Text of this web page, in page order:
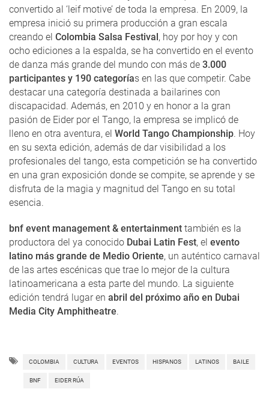
convertido al ‘leif motive’ de toda la empresa. En 2009, la
empresa inició su primera producción a gran escala
creando el Colombia Salsa Festival, hoy por hoy y con
ocho ediciones a la espalda, se ha convertido en el evento
de danza más grande del mundo con más de 3.000
participantes y 190 categorías en las que competir. Cabe
destacar una categoría destinada a bailarines con
discapacidad. Además, en 2010 y en honor a la gran
pasión de Eider por el Tango, la empresa se implicó de
lleno en otra aventura, el World Tango Championship. Hoy
en su sexta edición, además de dar visibilidad a los
profesionales del tango, esta competición se ha convertido
en una gran exposición donde se compite, se aprende y se
disfruta de la magia y magnitud del Tango en su total
esencia.
bnf event management & entertainment también es la
productora del ya conocido Dubai Latin Fest, el evento
latino más grande de Medio Oriente, un auténtico carnaval
de las artes escénicas que trae lo mejor de la cultura
latinoamericana a esta parte del mundo. La siguiente
edición tendrá lugar en abril del próximo año en Dubai
Media City Amphitheatre.
COLOMBIA CULTURA EVENTOS HISPANOS LATINOS BAILE
BNF EIDER RÚA